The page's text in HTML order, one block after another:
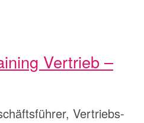
Vertrieb –
Vertriebs-